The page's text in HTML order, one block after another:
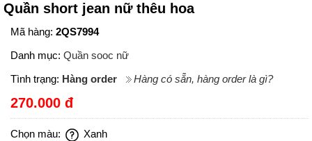
Quần short jean nữ thêu hoa
Mã hàng: 2QS7994
Danh mục: Quần sooc nữ
Tình trạng: Hàng order Hàng có sẵn, hàng order là gì?
270.000 đ
Chọn màu: Xanh